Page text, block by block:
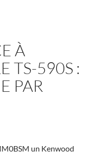
À
TS-590S :
PAR
un Kenwood